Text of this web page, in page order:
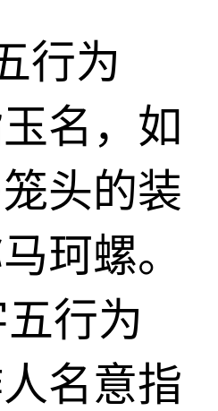
行为
名，如
头的装
珂螺。
行为
名意指